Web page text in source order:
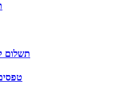
תשלום